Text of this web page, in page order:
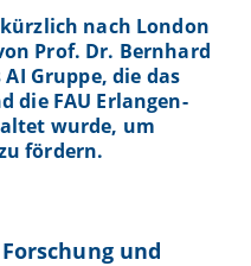
nach London
Prof. Dr. Bernhard
Gruppe, die das
die FAU Erlangen-
wurde, um
fördern.
und